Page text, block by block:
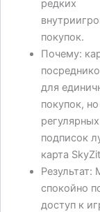
редких
покупок.
Почему:
для
покупок,
регулярных
подписок
карта
Результат:
спокойно
доступ к